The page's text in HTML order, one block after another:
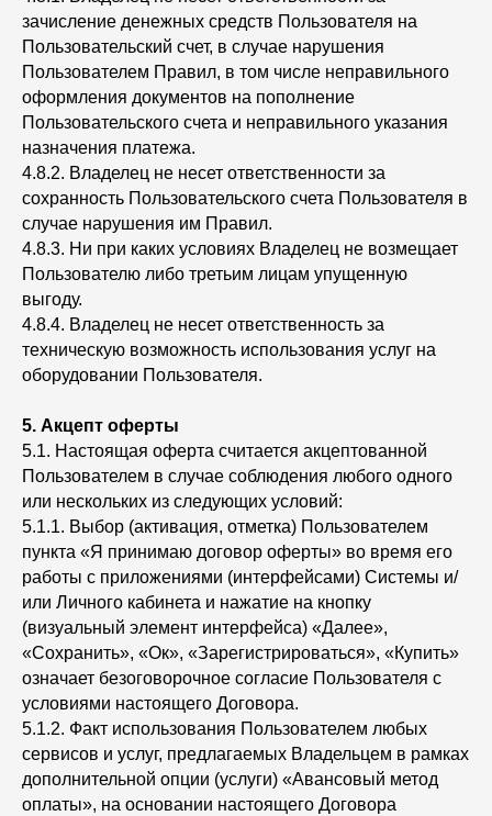
зачисление денежных средств Пользователя на
Пользовательский счет, в случае нарушения
Пользователем Правил, в том числе неправильного
оформления документов на пополнение
Пользовательского счета и неправильного указания
назначения платежа.
4.8.2. Владелец не несет ответственности за
сохранность Пользовательского счета Пользователя в
случае нарушения им Правил.
4.8.3. Ни при каких условиях Владелец не возмещает
Пользователю либо третьим лицам упущенную
выгоду.
4.8.4. Владелец не несет ответственность за
техническую возможность использования услуг на
оборудовании Пользователя.
5. Акцепт оферты
5.1. Настоящая оферта считается акцептованной
Пользователем в случае соблюдения любого одного
или нескольких из следующих условий:
5.1.1. Выбор (активация, отметка) Пользователем
пункта «Я принимаю договор оферты» во время его
работы с приложениями (интерфейсами) Системы и/
или Личного кабинета и нажатие на кнопку
(визуальный элемент интерфейса) «Далее»,
«Сохранить», «Ок», «Зарегистрироваться», «Купить»
означает безоговорочное согласие Пользователя с
условиями настоящего Договора.
5.1.2. Факт использования Пользователем любых
сервисов и услуг, предлагаемых Владельцем в рамках
дополнительной опции (услуги) «Авансовый метод
оплаты», на основании настоящего Договора